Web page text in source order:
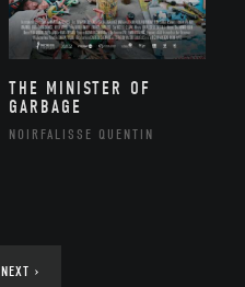
THE MINISTER OF
GARBAGE
NOIRFALISSE QUENTIN
NEXT ›